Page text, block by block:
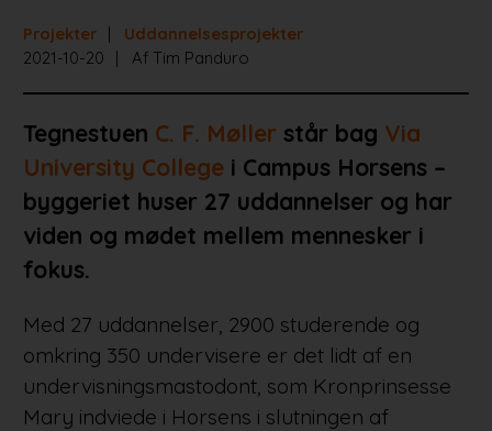
Projekter
Uddannelsesprojekter
2021-10-20
Af Tim Panduro
Tegnestuen C. F. Møller står bag Via
University Collegei Campus Horsens –
byggeriet huser 27 uddannelser og har
viden og mødet mellem mennesker i
fokus.
Med 27 uddannelser, 2900 studerende og
omkring 350 undervisere er det lidt af en
undervisningsmastodont, som Kronprinsesse
Mary indviede i Horsens i slutningen af